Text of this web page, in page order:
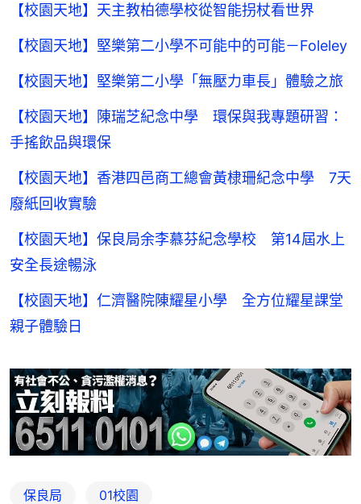
【校園天地】天主教柏德學校從智能拐杖看世界
【校園天地】堅樂第二小學不可能中的可能－Foleley
【校園天地】堅樂第二小學「無壓力車長」體驗之旅
【校園天地】陳瑞芝紀念中學 環保與我專題研習：
手搖飲品與環保
【校園天地】香港四邑商工總會黃棣珊紀念中學 7天
廢紙回收實驗
【校園天地】保良局余李慕芬紀念學校 第14屆水上
安全​長途暢泳
【校園天地】仁濟醫院陳耀星小學 全方位耀星課堂
親子體驗日
保良局 01校園